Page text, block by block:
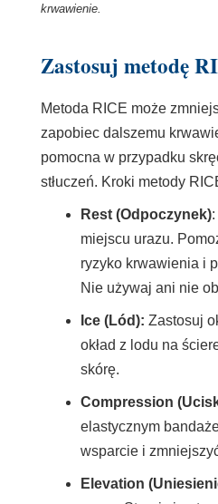
krwawienie.
Zastosuj metodę
Metoda RICE może
zapobiec dalszemu
pomocna w przypadku
stłuczeń. Kroki metody
Rest (Odpoczynek):
miejscu urazu.
ryzyko krwawienia i
Nie używaj ani nie
Ice (Lód): Zastosuj
okład z lodu na
skórę.
Compression
elastycznym
wsparcie i
Elevation